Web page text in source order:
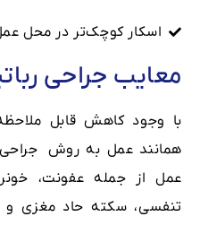
اسکار کوچک‌تر در محل
معایب جراحی
با وجود کاهش قابل
همانند عمل به روش
عمل از جمله عفونت،
تنفسی، سکته حاد مغزی